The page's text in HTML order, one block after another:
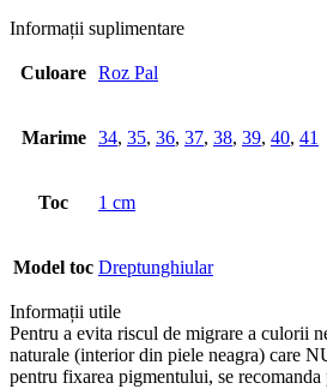
Informații suplimentare
Culoare Roz Pal
Marime 34, 35, 36, 37, 38, 39, 40, 41
Toc 1 cm
Model toc Dreptunghiular
Informații utile
Pentru a evita riscul de migrare a culorii
naturale (interior din piele neagra) care
pentru fixarea pigmentului, se